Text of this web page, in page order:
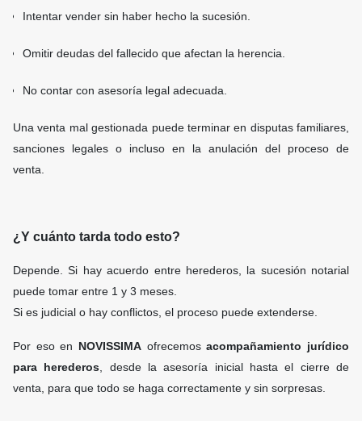
Intentar vender sin haber hecho la sucesión.
Omitir deudas del fallecido que afectan la herencia.
No contar con asesoría legal adecuada.
Una venta mal gestionada puede terminar en disputas familiares,
sanciones legales o incluso en la anulación del proceso de
venta.
¿Y cuánto tarda todo esto?
Depende. Si hay acuerdo entre herederos, la sucesión notarial
puede tomar entre 1 y 3 meses.
Si es judicial o hay conflictos, el proceso puede extenderse.
Por eso en NOVISSIMA ofrecemosacompañamiento jurídico
para herederos , desde la asesoría inicial hasta el cierre de
venta, para que todo se haga correctamente y sin sorpresas.